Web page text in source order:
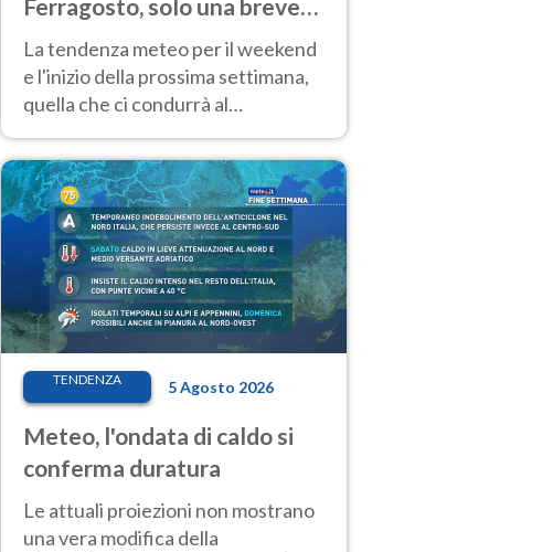
Ferragosto, solo una breve
pausa. Ecco dove
La tendenza meteo per il weekend
e l'inizio della prossima settimana,
quella che ci condurrà al
temperature molto elevate
TENDENZA 5 Agosto 2026
Meteo, l'ondata di caldo si
conferma duratura
Le attuali proiezioni non mostrano
una vera modifica della